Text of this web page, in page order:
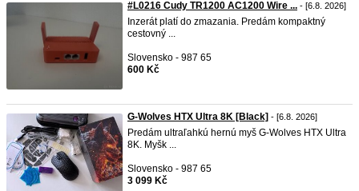
#L0216 Cudy TR1200 AC1200 Wire ... - [6.8. 2026]
Inzerát platí do zmazania. Predám kompaktný
cestovný ...
Slovensko - 987 65
600 Kč
G-Wolves HTX Ultra 8K [Black] - [6.8. 2026]
Predám ultraľahkú hernú myš G-Wolves HTX Ultra
8K. Myšk ...
Slovensko - 987 65
3 099 Kč